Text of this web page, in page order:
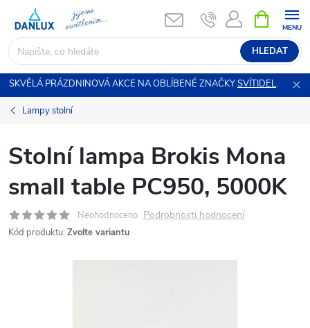
obsah
HLEDAT
NÁKUPNÍ
KOŠÍK
SKVĚLÁ PRÁZDNINOVÁ AKCE NA OBLÍBENÉ ZNAČKYSVÍTIDEL.
Lampy stolní
Stolní lampa Brokis Mona
small table PC950, 5000K
Neohodnoceno Podrobnosti hodnocení
Kód produktu: Zvolte variantu